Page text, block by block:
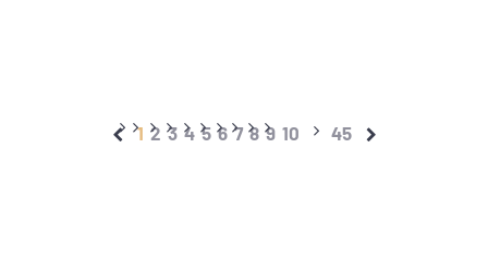
1 2 3 4 5 6 7 8 9 10 45